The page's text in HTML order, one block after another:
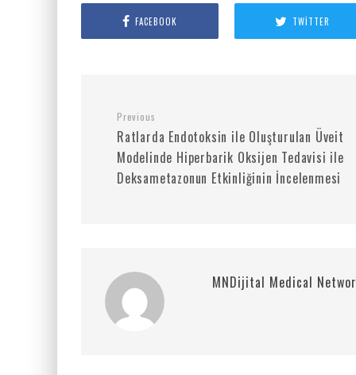
FACEBOOK TWITTER
Previous
Ratlarda Endotoksin ile Oluşturulan Üveit
Modelinde Hiperbarik Oksijen Tedavisi ile
Deksametazonun Etkinliğinin İncelenmesi
MNDijital Medical